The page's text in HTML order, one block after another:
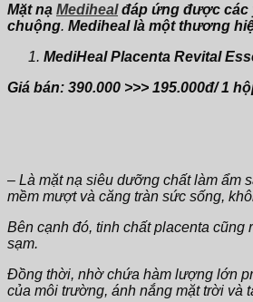
Mặt nạ Mediheal đáp ứng được các
chuộng. Mediheal là một thương
MediHeal Placenta Revital
Giá bán: 390.000 >>> 195.000đ/ 1
– Là mặt nạ siêu dưỡng chất làm ẩm
mềm mượt và căng tràn sức sống,
Bên cạnh đó, tinh chất placenta cũng
sạm.
Đồng thời, nhờ chứa hàm lượng lớn
của môi trường, ánh nắng mặt trời và